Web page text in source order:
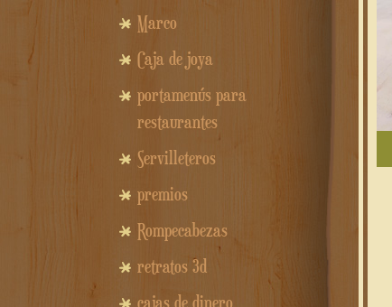
Marco
Caja de joya
portamenús para
restaurantes
Servilleteros
premios
Rompecabezas
retratos 3d